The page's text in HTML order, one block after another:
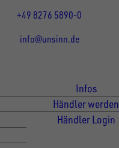
+49 8276 5890-0
info@unsinn.de
Infos
Händler werden
Händler Login